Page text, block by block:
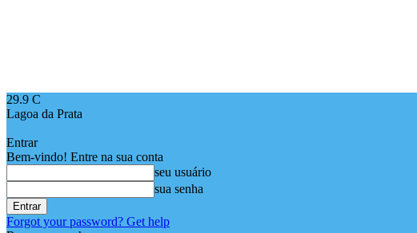
29.9 C
Lagoa da Prata
Entrar
Bem-vindo! Entre na sua conta
seu usuário
sua senha
Forgot your password? Get help